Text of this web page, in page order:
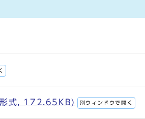
形式, 172.65KB) 別ウィンドウで開く